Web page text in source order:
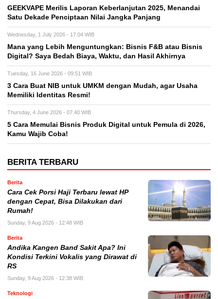
GEEKVAPE Merilis Laporan Keberlanjutan 2025, Menandai
Satu Dekade Penciptaan Nilai Jangka Panjang
Wednesday, 1 July 2026 - 17:04 WIB
Mana yang Lebih Menguntungkan: Bisnis F&B atau Bisnis
Digital? Saya Bedah Biaya, Waktu, dan Hasil Akhirnya
Tuesday, 16 June 2026 - 09:51 WIB
3 Cara Buat NIB untuk UMKM dengan Mudah, agar Usaha
Memiliki Identitas Resmi!
Thursday, 4 June 2026 - 07:40 WIB
5 Cara Memulai Bisnis Produk Digital untuk Pemula di 2026,
Kamu Wajib Coba!
BERITA TERBARU
Berita
Cara Cek Porsi Haji Terbaru lewat HP
dengan Cepat, Bisa Dilakukan dari
Rumah!
Sunday, 9 Aug 2026 - 12:48 WIB
Berita
Andika Kangen Band Sakit Apa? Ini
Kondisi Terkini Vokalis yang Dirawat di
RS
Sunday, 9 Aug 2026 - 12:38 WIB
Teknologi